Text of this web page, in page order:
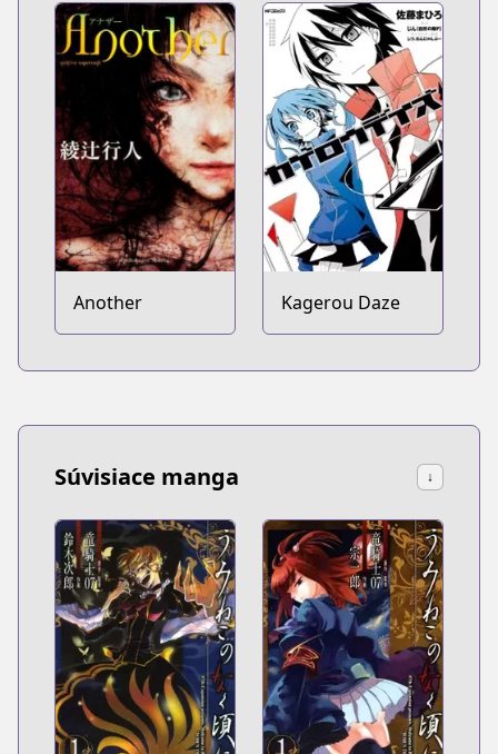
Another Kagerou Daze
Súvisiace manga ↓